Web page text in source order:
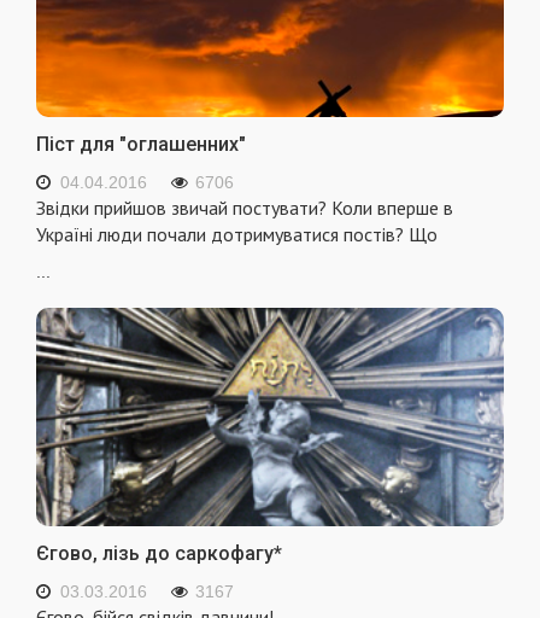
Піст для "оглашенних"
04.04.2016 6706
Звідки прийшов звичай постувати? Коли вперше в
Україні люди почали дотримуватися постів? Що
Єгово, лізь до саркофагу*
03.03.2016 3167